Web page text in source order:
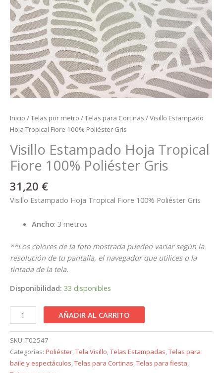
Inicio /Telas por metro /Telas para Cortinas / Visillo Estampado
Hoja Tropical Fiore 100% Poliéster Gris
Visillo Estampado Hoja Tropical
Fiore 100% Poliéster Gris
31,20 €
Visillo Estampado Hoja Tropical Fiore 100% Poliéster Gris
Ancho: 3 metros
**Los colores de la foto mostrada pueden variar según la
resolución de tu pantalla, el navegador que utilices o la
tintada de la tela.
Disponibilidad: 33 disponibles
AÑADIR AL CARRITO
SKU: T02547
Categorías: Poliéster,Tela Visillo,Telas Estampadas,Telas para
baile y espectáculos,Telas para Cortinas,Telas para fiesta,